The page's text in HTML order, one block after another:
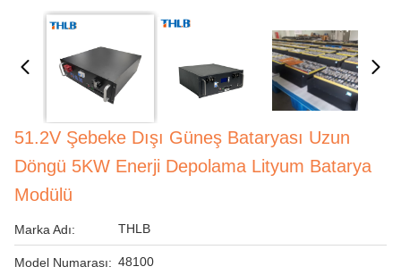
51.2V Şebeke Dışı Güneş Bataryası Uzun
Döngü 5KW Enerji Depolama Lityum Batarya
Modülü
Marka Adı: THLB
Model Numarası: 48100